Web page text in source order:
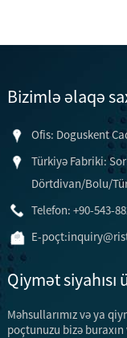
Bizimlə əlaqə
Ofis: Doguskent
Türkiyə Fabriki:
Dörtdivan/Bolu/
Telefon: +90-543-
E-poçt:
Qiymət siyahısı
Məhsullarımız və ya
poçtunuzu bizə